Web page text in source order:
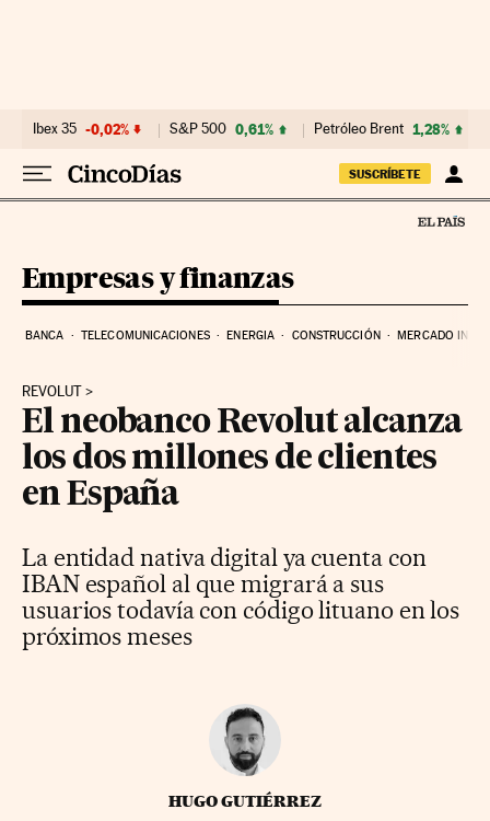
Ibex 35 -0,02% S&P 500 0,61% Petróleo Brent 1,28%
SUSCRÍBETE
Empresas y finanzas
BANCA TELECOMUNICACIONES ENERGIA CONSTRUCCIÓN MERCADO
REVOLUT
El neobanco Revolut alcanza
los dos millones de clientes
en España
La entidad nativa digital ya cuenta con
IBAN español al que migrará a sus
usuarios todavía con código lituano en los
próximos meses
HUGO GUTIÉRREZ